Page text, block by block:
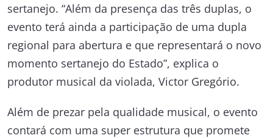
sertanejo. “Além da presença das três duplas, o
evento terá ainda a participação de uma dupla
regional para abertura e que representará o novo
momento sertanejo do Estado”, explica o
produtor musical da violada, Victor Gregório.
Além de prezar pela qualidade musical, o evento
contará com uma super estrutura que promete